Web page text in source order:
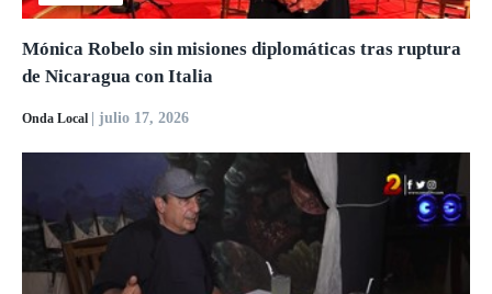
Mónica Robelo sin misiones diplomáticas tras ruptura
de Nicaragua con Italia
Onda Local | julio 17, 2026